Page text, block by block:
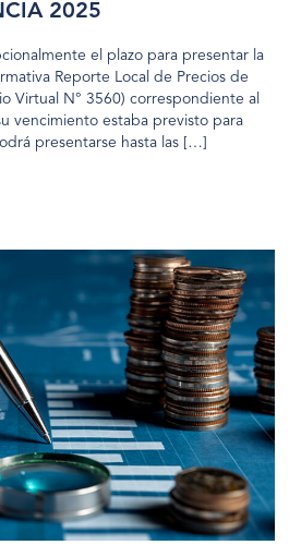
2025
el plazo para presentar la
Reporte Local de Precios de
Virtual N° 3560) correspondiente al
vencimiento estaba previsto para
presentarse hasta las […]